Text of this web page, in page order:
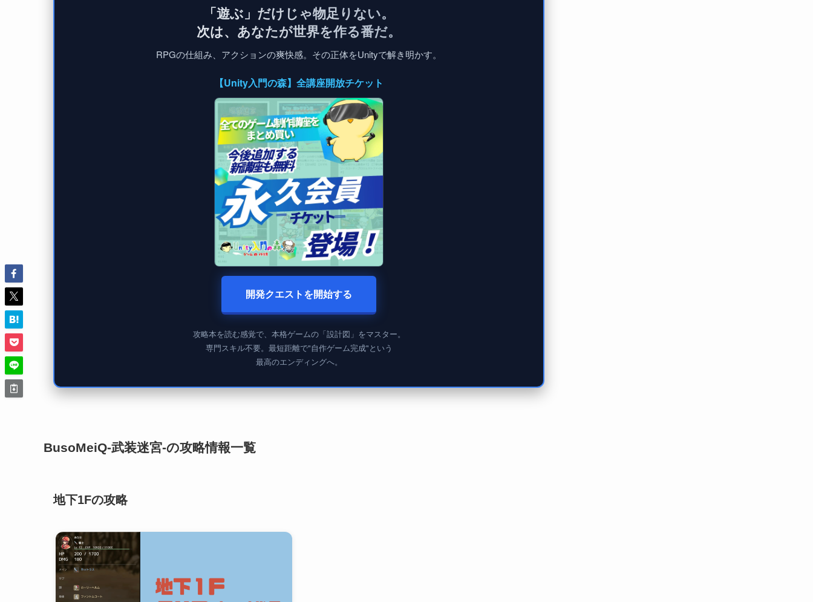
「遊ぶ」だけじゃ物足りない。
次は、あなたが世界を作る番だ。
RPGの仕組み、アクションの爽快感。その正体をUnityで解き明かす。
【Unity入門の森】全講座開放チケット
開発クエストを開始する
攻略本を読む感覚で、本格ゲームの「設計図」をマスター。
専門スキル不要。最短距離で"自作ゲーム完成"という
最高のエンディングへ。
BusoMeiQ-武装迷宮-の攻略情報一覧
地下1Fの攻略